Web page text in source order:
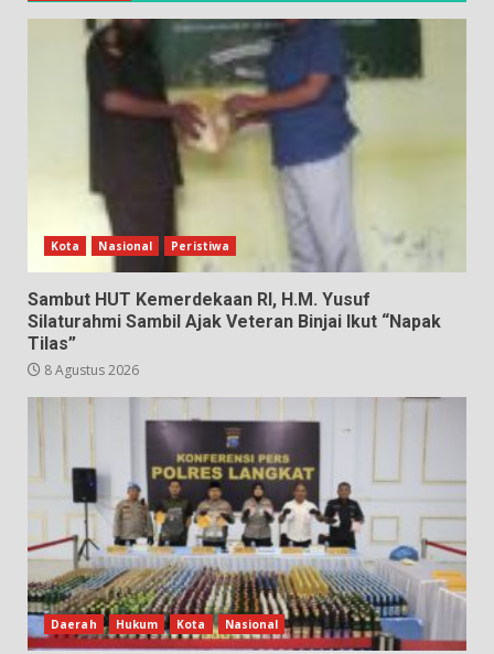
Kota Nasional Peristiwa
Sambut HUT Kemerdekaan RI, H.M. Yusuf
Silaturahmi Sambil Ajak Veteran Binjai Ikut “Napak
Tilas”
8 Agustus 2026
Daerah Hukum Kota Nasional